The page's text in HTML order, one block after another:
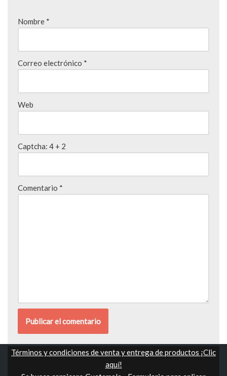
Nombre *
Correo electrónico *
Web
Captcha: 4 + 2
Comentario *
Términos y condiciones de venta y entrega de productos ¡Clic
aquí!